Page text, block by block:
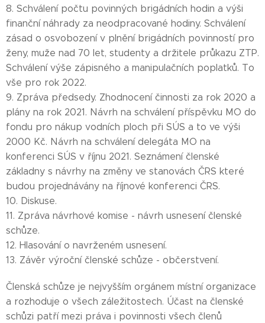
8. Schválení počtu povinných brigádních hodin a výši
finanční náhrady za neodpracované hodiny. Schválení
zásad o osvobození v plnění brigádních povinností pro
ženy, muže nad 70 let, studenty a držitele průkazu ZTP.
Schválení výše zápisného a manipulačních poplatků. To
vše pro rok 2022.
9. Zpráva předsedy. Zhodnocení činnosti za rok 2020 a
plány na rok 2021. Návrh na schválení příspěvku MO do
fondu pro nákup vodních ploch při SÚS a to ve výši
2000 Kč. Návrh na schválení delegáta MO na
konferenci SÚS v říjnu 2021. Seznámení členské
základny s návrhy na změny ve stanovách ČRS které
budou projednávány na říjnové konferenci ČRS.
10. Diskuse.
11. Zpráva návrhové komise - návrh usnesení členské
schůze.
12. Hlasování o navrženém usnesení.
13. Závěr výroční členské schůze - občerstvení.
Členská schůze je nejvyšším orgánem místní organizace
a rozhoduje o všech záležitostech. Účast na členské
schůzi patří mezi práva i povinnosti všech členů